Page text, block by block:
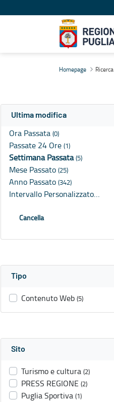
Homepage Ricerca
Ultima modifica
Ora Passata (0)
Passate 24 Ore (1)
Settimana Passata(5)
Mese Passato (25)
Anno Passato (342)
Intervallo Personalizzato…
Cancella
Tipo
Contenuto Web (5)
Sito
Turismo e cultura (2)
PRESS REGIONE (2)
Puglia Sportiva (1)